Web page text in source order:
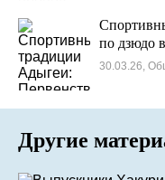
по дзюдо
30.03.26,
Другие